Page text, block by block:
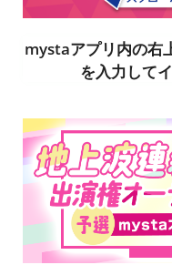
mystaアプリ内の右
を入力して